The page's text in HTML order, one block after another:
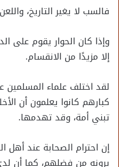
فالسب لا يغير التاريخ،
وإذا كان الحوار يقوم على
إلا مزيدًا من الانقسام.
لقد اختلف علماء المسلمين
كبارهم كانوا يعلمون أن
تبني أمة، وقد تهدمها.
إن احترام الصحابة عند أهل
يرونه من فضلهم، كما أن